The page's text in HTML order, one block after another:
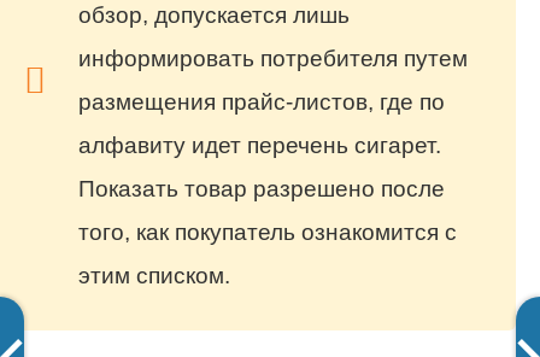
обзор, допускается лишь
информировать потребителя путем
размещения прайс-листов, где по
алфавиту идет перечень сигарет.
Показать товар разрешено после
того, как покупатель ознакомится с
этим списком.